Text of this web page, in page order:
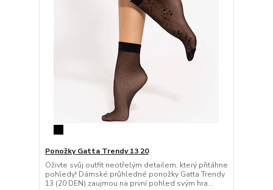
Ponožky Gatta Trendy 13 20
Oživte svůj outfit neotřelým detailem, který přitáhne
pohledy! Dámské průhledné ponožky Gatta Trendy
13 (20 DEN) zaujmou na první pohled svým hra...